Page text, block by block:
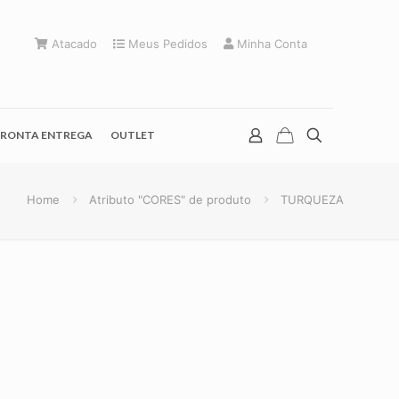
ENTREGA OUTLET
Atacado Meus Pedidos Minha Conta
Home Atributo "CORES" de produto TURQUEZA